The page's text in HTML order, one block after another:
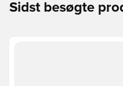
Sidst besøgte